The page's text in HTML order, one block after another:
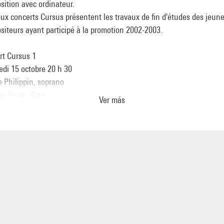
avec ordinateur.
concerts Cursus présentent les travaux de fin d'études des
ayant participé à la promotion 2002-2003.
Cursus 1
15 octobre 20 h 30
Philippin, soprano
Ver más